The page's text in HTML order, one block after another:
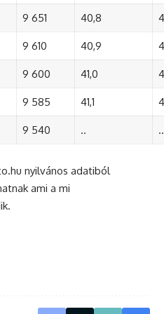
9 651 40,8
9 610 40,9
9 600 41,0
9 585 41,1
9 540 .. ..
nyilvános adatiból
ami a mi